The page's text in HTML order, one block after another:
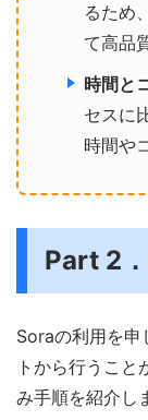
るため
て高品
時間と
セスに
時間や
Part 2
Soraの利用を申
トから行うこ
み手順を紹介し